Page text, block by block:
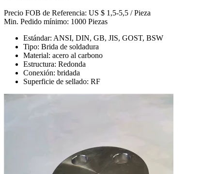
Precio FOB de Referencia: US $ 1,5-5,5 / Pieza
Min. Pedido mínimo: 1000 Piezas
Estándar: ANSI, DIN, GB, JIS, GOST, BSW
Tipo: Brida de soldadura
Material: acero al carbono
Estructura: Redonda
Conexión: bridada
Superficie de sellado: RF